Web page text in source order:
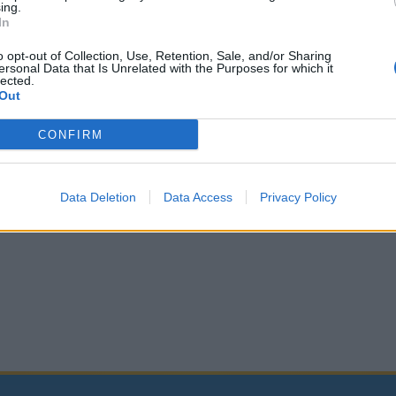
opt-out of Collection, Use, Retention, Sale, and/or Sharing
Data that Is Unrelated with the Purposes for which it
CONFIRM
Data Deletion Data Access Privacy Policy
31. julij 2026
kazensko odgovoren za javno spodbujanje sovraštva,
ali nezakonitimi vsebinami bodo odstranjeni.
Pravila